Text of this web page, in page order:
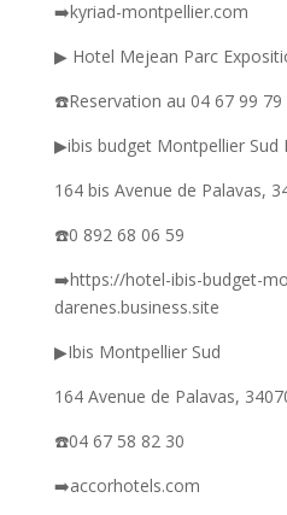
➡️kyriad-montpellier.com
▶︎ Hotel Mejean Parc
☎️Reservation au 04 67 99 79
▶︎ibis budget Montpellier Sud
164 bis Avenue de Palavas,
☎️0 892 68 06 59
➡️https://hotel-ibis-budget-
darenes.business.site
▶︎Ibis Montpellier Sud
164 Avenue de Palavas,
☎️04 67 58 82 30
➡️accorhotels.com